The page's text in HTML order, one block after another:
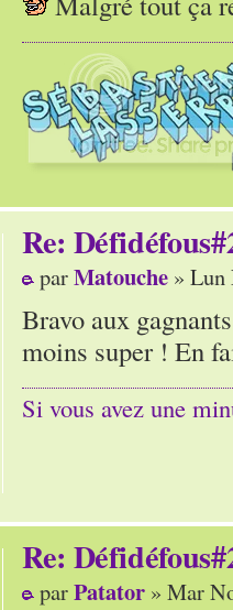
Re:
parMatouche » Lun
Bravo aux
moins super ! En
Si vous avez une
Re:
parPatator » Mar